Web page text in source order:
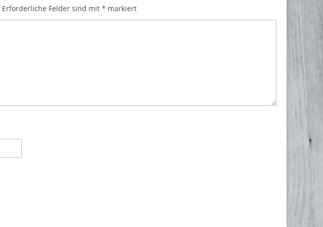
Erforderliche Felder sind mit * markiert